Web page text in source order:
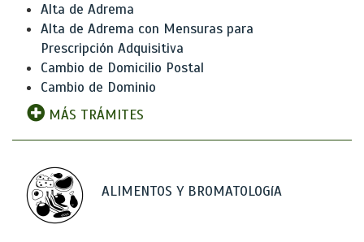
Alta de Adrema
Alta de Adrema con Mensuras para
Prescripción Adquisitiva
Cambio de Domicilio Postal
Cambio de Dominio
MÁS TRÁMITES
ALIMENTOS Y BROMATOLOGíA